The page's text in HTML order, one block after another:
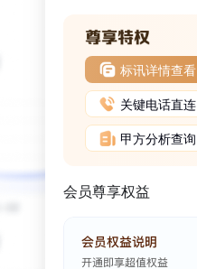
标讯详情查看
关键电话直连
甲方分析查询
会员尊享权益